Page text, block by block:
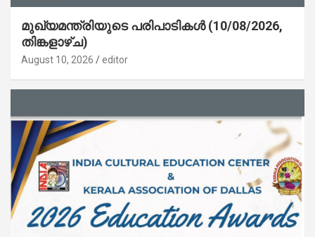
മുഖ്യമന്ത്രിയുടെ പരിപാടികൾ (10/08/2026,
തിങ്കളാഴ്ച)
August 10, 2026 editor